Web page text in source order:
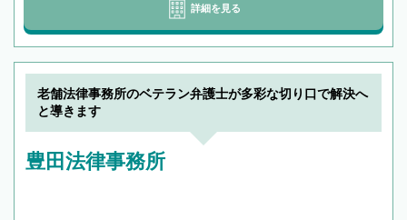
詳細を見る
老舗法律事務所のベテラン弁護士が多彩な切り口で解決へ
と導きます
豊田法律事務所